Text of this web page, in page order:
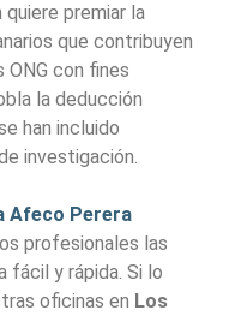
quiere premiar la
que contribuyen
ONG con fines
la deducción
han incluido
investigación.
Afeco Perera
profesionales las
fácil y rápida. Si lo
oficinas en Los